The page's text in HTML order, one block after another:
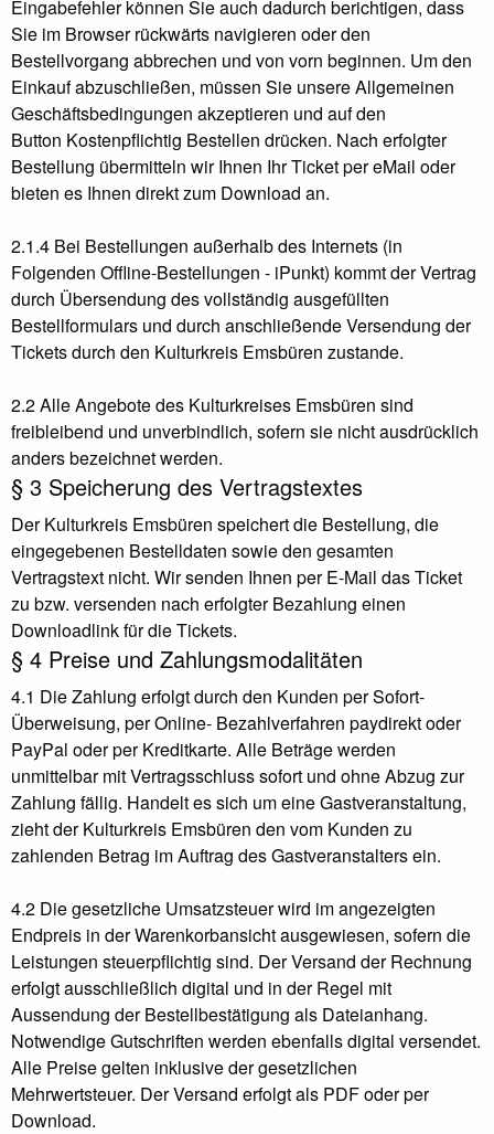
Eingabefehler können Sie auch dadurch berichtigen, dass
Sie im Browser rückwärts navigieren oder den
Bestellvorgang abbrechen und von vorn beginnen. Um den
Einkauf abzuschließen, müssen Sie unsere Allgemeinen
Geschäftsbedingungen akzeptieren und auf den
Button Kostenpflichtig Bestellen drücken. Nach erfolgter
Bestellung übermitteln wir Ihnen Ihr Ticket per eMail oder
bieten es Ihnen direkt zum Download an.
2.1.4 Bei Bestellungen außerhalb des Internets (in
Folgenden Offline-Bestellungen - iPunkt) kommt der Vertrag
durch Übersendung des vollständig ausgefüllten
Bestellformulars und durch anschließende Versendung der
Tickets durch den Kulturkreis Emsbüren zustande.
2.2 Alle Angebote des Kulturkreises Emsbüren sind
freibleibend und unverbindlich, sofern sie nicht ausdrücklich
anders bezeichnet werden.
§ 3 Speicherung des Vertragstextes
Der Kulturkreis Emsbüren speichert die Bestellung, die
eingegebenen Bestelldaten sowie den gesamten
Vertragstext nicht. Wir senden Ihnen per E-Mail das Ticket
zu bzw. versenden nach erfolgter Bezahlung einen
Downloadlink für die Tickets.
§ 4 Preise und Zahlungsmodalitäten
4.1 Die Zahlung erfolgt durch den Kunden per Sofort-
Überweisung, per Online- Bezahlverfahren paydirekt oder
PayPal oder per Kreditkarte. Alle Beträge werden
unmittelbar mit Vertragsschluss sofort und ohne Abzug zur
Zahlung fällig. Handelt es sich um eine Gastveranstaltung,
zieht der Kulturkreis Emsbüren den vom Kunden zu
zahlenden Betrag im Auftrag des Gastveranstalters ein.
4.2 Die gesetzliche Umsatzsteuer wird im angezeigten
Endpreis in der Warenkorbansicht ausgewiesen, sofern die
Leistungen steuerpflichtig sind. Der Versand der Rechnung
erfolgt ausschließlich digital und in der Regel mit
Aussendung der Bestellbestätigung als Dateianhang.
Notwendige Gutschriften werden ebenfalls digital versendet.
Alle Preise gelten inklusive der gesetzlichen
Mehrwertsteuer. Der Versand erfolgt als PDF oder per
Download.